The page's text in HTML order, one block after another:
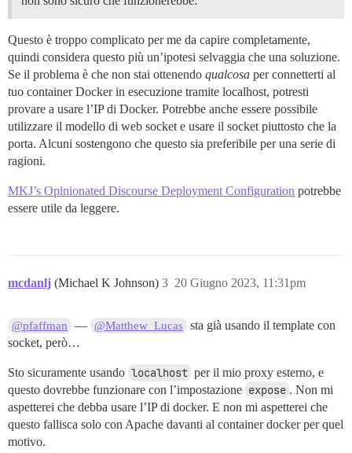
  after_code:
        cd: $home/plugins
        cmd:
- git clone https://github.com/discourse/
## Qualsiasi comando personalizzato da eseguire
  - exec: echo "Inizio dei comandi personalizzati"
## Se desideri impostare l'indirizzo email "Da"
## Dopo aver ricevuto la prima email di
#- exec: rails r
Questo è troppo complicato per me da capire completamente,
quindi considera questo più un’ipotesi selvaggia che una soluzione.
Se il problema è che non stai ottenendo qualcosa per connetterti al
tuo container Docker in esecuzione tramite localhost, potresti
provare a usare l’IP di Docker. Potrebbe anche essere possibile
utilizzare il modello di web socket e usare il socket piuttosto che la
porta. Alcuni sostengono che questo sia preferibile per una serie di
ragioni.
MKJ’s Opinionated Discourse Deployment Configuration potrebbe
essere utile da leggere.
mcdanlj (Michael K Johnson) 20 Giugno 2023, 11:31pm
3
@pfaffman — @Matthew_Lucas sta già usando il template con
socket, però…
Sto sicuramente usando localhost per il mio proxy esterno, e
questo dovrebbe funzionare con l’impostazione expose . Non mi
aspetterei che debba usare l’IP di docker. E non mi aspetterei che
questo fallisca solo con Apache davanti al container docker per quel
motivo.